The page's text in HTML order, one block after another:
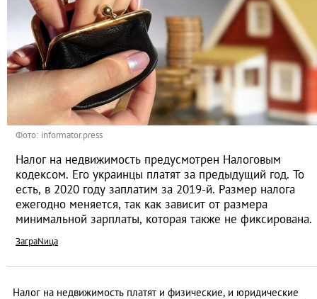
Фото: informator.press
Налог на недвижимость предусмотрен Налоговым
кодексом. Его украинцы платят за предыдущий год. То
есть, в 2020 году заплатим за 2019-й. Размер налога
ежегодно меняется, так как зависит от размера
минимальной зарплаты, которая также не фиксирована.
ЗаграNица
Налог на недвижимость платят и физические, и юридические